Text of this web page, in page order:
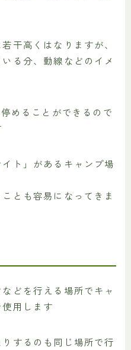
干高くはなりますが、
る分、動線などのイメ
めることができるので
ト」があるキャンプ場
とも容易になってきま
どを行える場所でキャ
用します
するのも同じ場所で行